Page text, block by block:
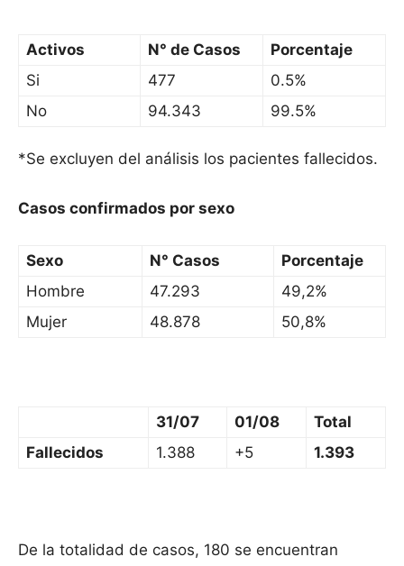
Activos N° de Casos
Porcentaje
Si
477
0.5%
No
94.343 99.5%
*Se excluyen del análisis los pacientes fallecidos.
Casos confirmados por sexo
Sexo N° Casos
Porcentaje
Hombre
47.293
49,2%
Mujer
48.878 50,8%
31/07 01/08
Total
Fallecidos
1.388 +5 1.393
De la totalidad de casos, 180 se encuentran